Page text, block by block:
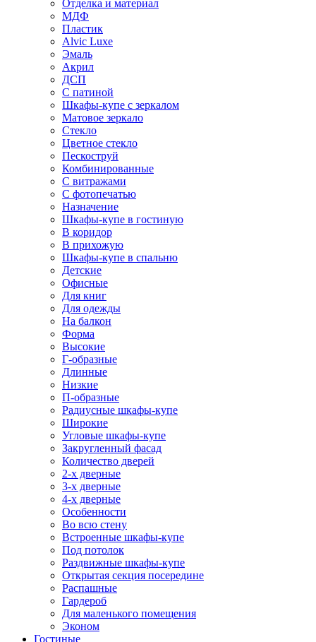
Отделка и материал
МДФ
Пластик
Alvic Luxe
Эмаль
Акрил
ДСП
С патиной
Шкафы-купе с зеркалом
Матовое зеркало
Стекло
Цветное стекло
Пескоструй
Комбинированные
С витражами
С фотопечатью
Назначение
Шкафы-купе в гостиную
В коридор
В прихожую
Шкафы-купе в спальню
Детские
Офисные
Для книг
Для одежды
На балкон
Форма
Высокие
Г-образные
Длинные
Низкие
П-образные
Радиусные шкафы-купе
Широкие
Угловые шкафы-купе
Закругленный фасад
Количество дверей
2-х дверные
3-х дверные
4-х дверные
Особенности
Во всю стену
Встроенные шкафы-купе
Под потолок
Раздвижные шкафы-купе
Открытая секция посередине
Распашные
Гардероб
Для маленького помещения
Эконом
Гостиные